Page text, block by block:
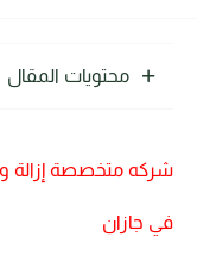
محتويات المقال
شركه متخصصة إزالة
في جازان